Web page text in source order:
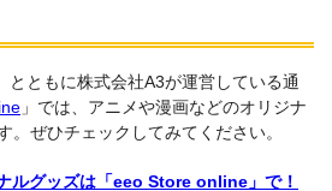
とともに株式会社A3が運営している通
」では、アニメや漫画などのオリジナ
。ぜひチェックしてみてください。
ルグッズは「eeo Store online」で！